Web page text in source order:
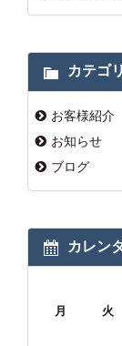
カテゴ
お客様紹介
お知らせ
ブログ
カレン
月 火